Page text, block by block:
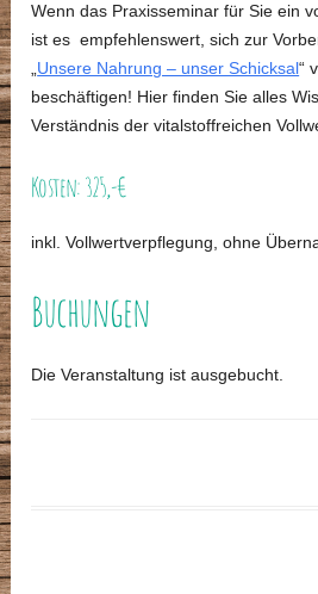
Wenn das Praxisseminar für Sie ein
ist es empfehlenswert, sich zur
„Unsere Nahrung – unser Schicksal“
beschäftigen! Hier finden Sie alles
Verständnis der vitalstoffreichen
Kosten: 325,-€
inkl. Vollwertverpflegung, ohne
Buchungen
Die Veranstaltung ist ausgebucht.